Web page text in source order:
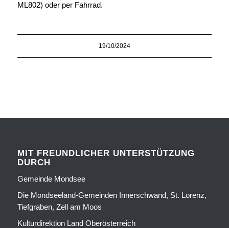
ML802) oder per Fahrrad.
19/10/2024
MIT FREUNDLICHER UNTERSTÜTZUNG
DURCH
Gemeinde Mondsee
Die Mondseeland-Gemeinden Innerschwand, St. Lorenz,
Tiefgraben, Zell am Moos
Kulturdirektion Land Oberösterreich